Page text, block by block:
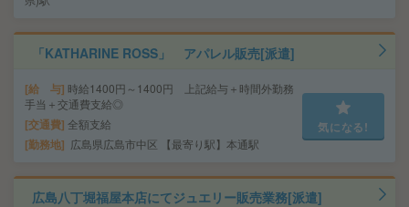
「KATHARINE ROSS」 アパレル販売[派遣]
給 与 時給1400円～1400円 上記給与＋時間外勤務
手当＋交通費支給◎
交通費 全額支給
勤務地 広島県広島市中区 【最寄り駅】本通駅
気になる!
広島八丁堀福屋本店にてジュエリー販売業務[派遣]